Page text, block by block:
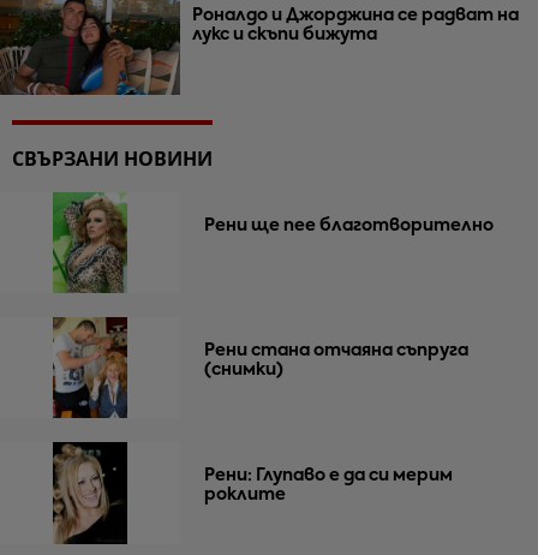
Роналдо и Джорджина се радват на
лукс и скъпи бижута
СВЪРЗАНИ НОВИНИ
Рени ще пее благотворително
Рени стана отчаяна съпруга
(снимки)
Рени: Глупаво е да си мерим
роклите